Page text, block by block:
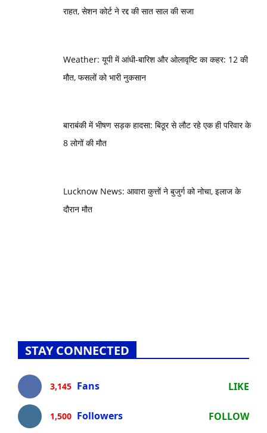
राहत, सेशन कोर्ट ने रद्द की सात साल की सजा
Weather: यूपी में आंधी-बारिश और ओलावृष्टि का कहर: 12 की
मौत, फसलों को भारी नुकसान
बाराबंकी में भीषण सड़क हादसा: बिठूर से लौट रहे एक ही परिवार के
8 लोगों की मौत
Lucknow News: आवारा कुत्तों ने बुजुर्ग को नोचा, इलाज के
दौरान मौत
STAY CONNECTED
3,145 Fans LIKE
1,500 Followers FOLLOW